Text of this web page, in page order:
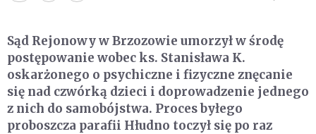
Sąd Rejonowy w Brzozowie umorzył w środę
postępowanie wobec ks. Stanisława K.
oskarżonego o psychiczne i fizyczne znęcanie
się nad czwórką dzieci i doprowadzenie jednego
z nich do samobójstwa. Proces byłego
proboszcza parafii Hłudno toczył się po raz